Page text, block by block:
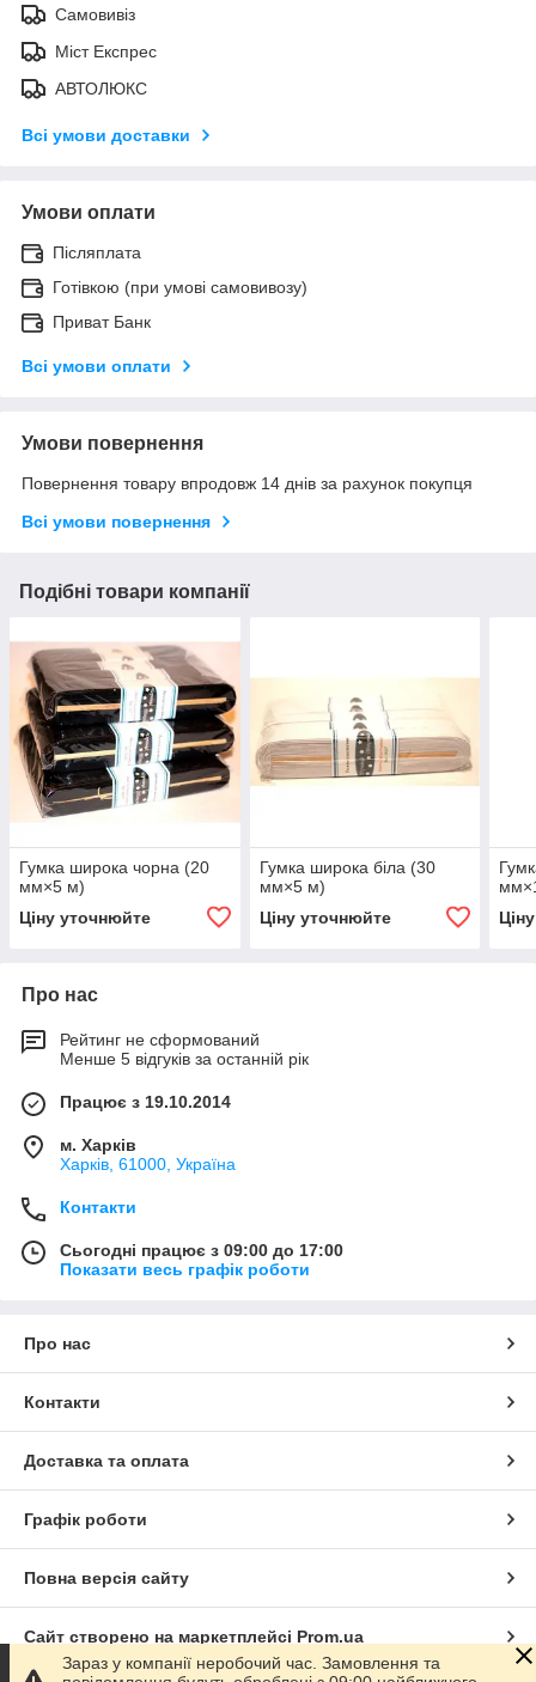
Самовивіз
Міст Експрес
АВТОЛЮКС
Всі умови доставки
Умови оплати
Післяплата
Готівкою (при умові самовивозу)
Приват Банк
Всі умови оплати
Умови повернення
Повернення товару впродовж 14 днів за рахунок покупця
Всі умови повернення
Подібні товари компанії
Гумка широка чорна (20
мм×5 м)
Ціну уточнюйте
Гумка широка біла (30
мм×5 м)
Ціну уточнюйте
Про нас
Рейтинг не сформований
Менше 5 відгуків за останній рік
Працює з 19.10.2014
м. Харків
Харків, 61000, Україна
Контакти
Сьогодні працює з 09:00 до 17:00
Показати весь графік роботи
Про нас
Контакти
Доставка та оплата
Графік роботи
Повна версія сайту
Сайт створено на маркетплейсі Prom.ua
Зараз у компанії неробочий час. Замовлення та